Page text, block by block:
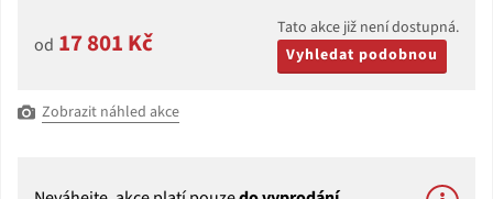
od 17 801 Kč
Tato akce již není dostupná.
Vyhledat podobnou
Zobrazit náhled akce